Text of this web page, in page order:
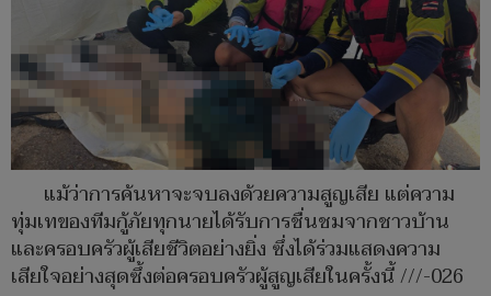
แม้ว่าการค้นหาจะจบลงด้วยความสูญเสีย แต่ความ
ทุ่มเทของทีมกู้ภัยทุกนายได้รับการชื่นชมจากชาวบ้าน
และครอบครัวผู้เสียชีวิตอย่างยิ่ง ซึ่งได้ร่วมแสดงความ
เสียใจอย่างสุดซึ้งต่อครอบครัวผู้สูญเสียในครั้งนี้ ///-026